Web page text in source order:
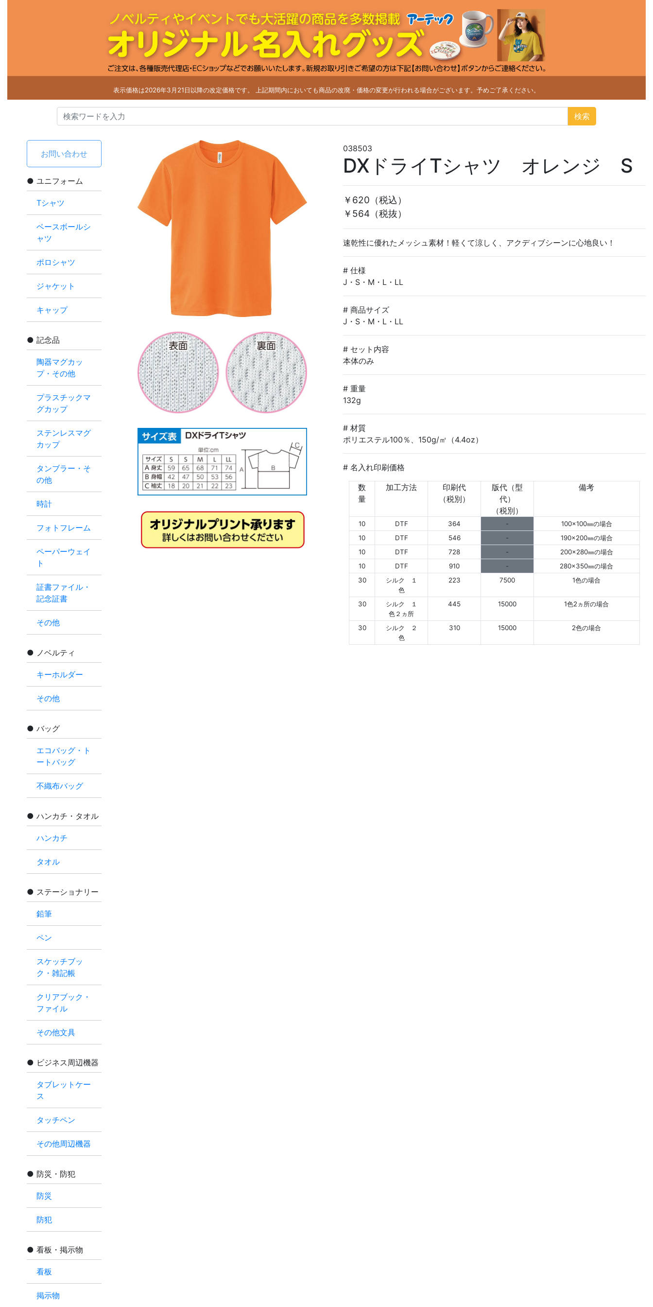
表示価格は2026年3月21日以降の改定価格です。 上記期間内においても商品の改廃・価格の変更が行われる場合がございます。予めご了承ください。
検索
お問い合わせ
ユニフォーム
Tシャツ
ベースボールシ
ャツ
ポロシャツ
ジャケット
キャップ
記念品
陶器マグカッ
プ・その他
プラスチックマ
グカップ
ステンレスマグ
カップ
タンブラー・そ
の他
時計
フォトフレーム
ペーパーウェイ
ト
証書ファイル・
記念証書
その他
ノベルティ
キーホルダー
その他
バッグ
エコバッグ・ト
ートバッグ
不織布バッグ
ハンカチ・タオル
ハンカチ
タオル
ステーショナリー
鉛筆
ペン
スケッチブッ
ク・雑記帳
クリアブック・
ファイル
その他文具
ビジネス周辺機器
タブレットケー
ス
タッチペン
その他周辺機器
防災・防犯
防災
防犯
看板・掲示物
看板
掲示物
038503
DXドライTシャツ オレンジ S
￥620 （税込）
￥564（税抜）
速乾性に優れたメッシュ素材！軽くて涼しく、アクディブシーンに心地良い！
# 仕様
J・S・M・L・LL
# 商品サイズ
J・S・M・L・LL
# セット内容
本体のみ
# 重量
132g
# 材質
ポリエステル100％、150g/㎡（4.4oz）
# 名入れ印刷価格
数
量
加工方法
印刷代
（税別）
版代（型
代）
（税別）
備考
10 DTF 364 -
100×100㎜の場合
10
DTF 546 -
190×200㎜の場合
10
DTF 728 -
200×280㎜の場合
10
DTF 910 -
280×350㎜の場合
30
シルク １
色
223 7500 1色の場合
30
シルク １
色２ヵ所
445 15000 1色2ヵ所の場合
30
シルク ２
色
310 15000 2色の場合